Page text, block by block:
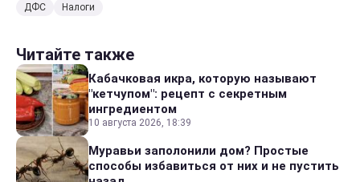
ДФС Налоги
Читайте также
Кабачковая икра, которую называют
"кетчупом": рецепт с секретным
ингредиентом
10 августа 2026, 18:39
Муравьи заполонили дом? Простые
способы избавиться от них и не пустить